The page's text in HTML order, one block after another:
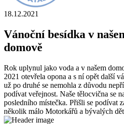
18.12.2021
Vánoční besídka v
domově
Rok uplynul jako voda a v našem
2021 otevřela opona a s ní opět další
už po druhé se nemohla z důvodu
podívat veřejnost. Naše tělocvična se
posledního místečka. Přišli se podívat
několik málo Motorkářů a bývalých